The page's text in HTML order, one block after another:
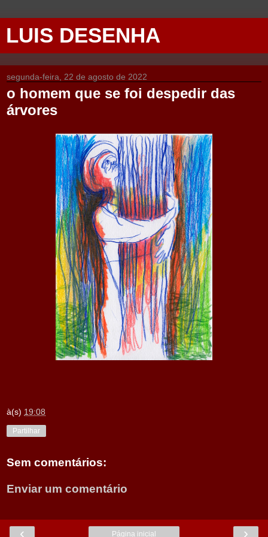
LUIS DESENHA
segunda-feira, 22 de agosto de 2022
o homem que se foi despedir das
árvores
à(s) 19:08
Partilhar
Sem comentários:
Enviar um comentário
‹ ›
Página inicial